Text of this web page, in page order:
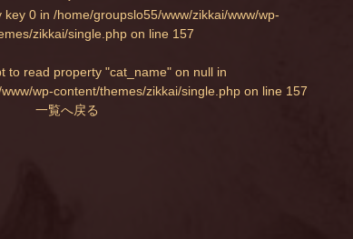
key 0 in /home/groupslo55/www/zikkai/www/wp-
zikkai/single.php on line 157
to read property "cat_name" on null in
wp-content/themes/zikkai/single.phpon line 157
一覧へ戻る